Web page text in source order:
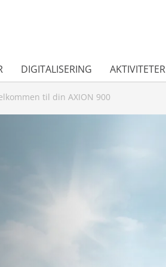
DIGITALISERING AKTIVITETER
til din AXION 900